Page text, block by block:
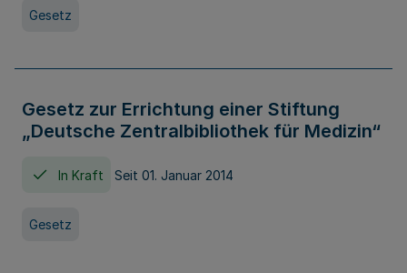
Gesetz
Gesetz zur Errichtung einer Stiftung
„Deutsche Zentralbibliothek für Medizin“
In Kraft Seit 01. Januar 2014
Gesetz